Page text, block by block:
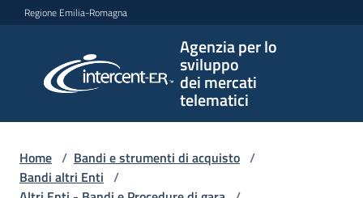
Vai al contenuto
Vai alla navigazione
Vai al footer
Regione Emilia-Romagna
Agenzia per lo
sviluppo
dei mercati
telematici
per lo
sviluppo
telematici
Home / Bandi e strumenti di acquisto /
Bandi altri Enti /